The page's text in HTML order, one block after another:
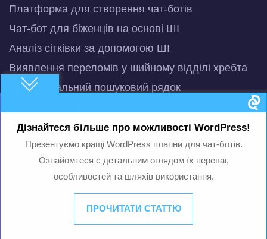
Дізнайтеся більше про можливості WordPress!
Презентуємо кращі WordPress плагіни для чат-ботів.
Ознайомтеся с детальним оглядом їх переваг,
особливостей та шляхів використання.
ПРОЧИТАТИ СТАТТЮ
Платформа для створення чат-ботів
Чат-бот для біженців на основі ШІ
Аналіз сітківки за допомогою ШІ
Виявлення переломів у шийному відділі хребта
Інтелектуальний пошуковий рядок
Комп’ютерна діагностика раку молочної залози
Прогнозування стабільності ферментів
Використання ШІ для створення контенту
Фітнес-застосунок QuGym Notepad